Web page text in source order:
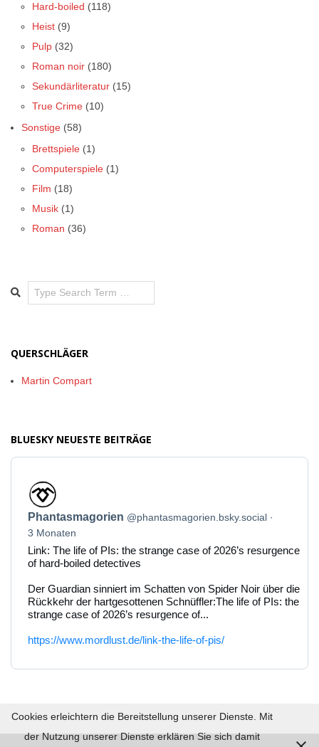
Hard-boiled (118)
Heist (9)
Pulp (32)
Roman noir (180)
Sekundärliteratur (15)
True Crime (10)
Sonstige (58)
Brettspiele (1)
Computerspiele (1)
Film (18)
Musik (1)
Roman (36)
Search
QUERSCHLÄGER
Martin Compart
BLUESKY NEUESTE BEITRÄGE
Beitrag
von
Phantasmagorien
auf
Bluesky
ansehen
Phantasmagorien @phantasmagorien.bsky.social
3 Monaten
Link: The life of PIs: the strange case of 2026’s resurgence
of hard-boiled detectives
Der Guardian sinniert im Schatten von Spider Noir über die
Rückkehr der hartgesottenen Schnüffler:The life of PIs: the
strange case of 2026’s resurgence of...
https://www.mordlust.de/link-the-life-of-pis/
Cookies erleichtern die Bereitstellung unserer Dienste. Mit
der Nutzung unserer Dienste erklären Sie sich damit